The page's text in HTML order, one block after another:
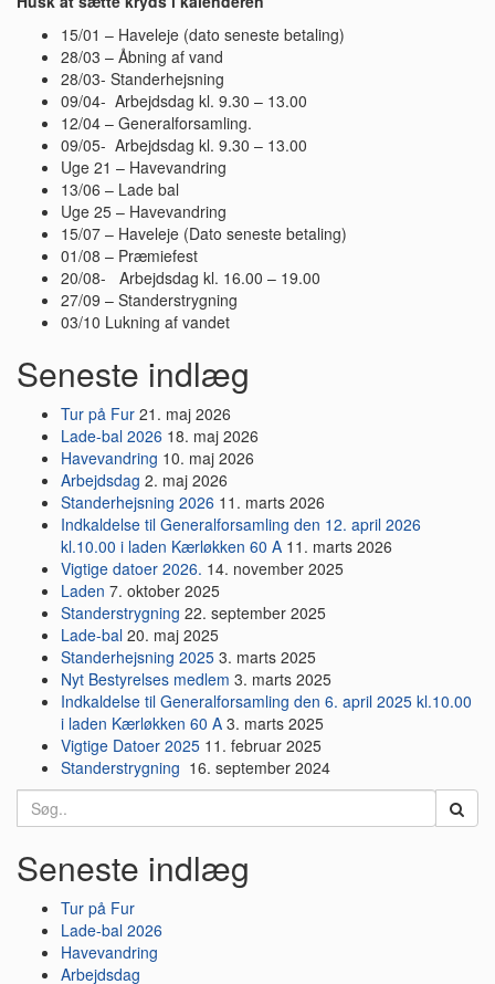
15/01 – Haveleje (dato seneste betaling)
28/03 – Åbning af vand
28/03- Standerhejsning
09/04- Arbejdsdag kl. 9.30 – 13.00
12/04 – Generalforsamling.
09/05- Arbejdsdag kl. 9.30 – 13.00
Uge 21 – Havevandring
13/06 – Lade bal
Uge 25 – Havevandring
15/07 – Haveleje (Dato seneste betaling)
01/08 – Præmiefest
20/08- Arbejdsdag kl. 16.00 – 19.00
27/09 – Standerstrygning
03/10 Lukning af vandet
Seneste indlæg
Tur på Fur 21. maj 2026
Lade-bal 2026 18. maj 2026
Havevandring 10. maj 2026
Arbejdsdag 2. maj 2026
Standerhejsning 2026 11. marts 2026
Indkaldelse til Generalforsamling den 12. april 2026
kl.10.00 i laden Kærløkken 60 A 11. marts 2026
Vigtige datoer 2026. 14. november 2025
Laden 7. oktober 2025
Standerstrygning 22. september 2025
Lade-bal 20. maj 2025
Standerhejsning 2025 3. marts 2025
Nyt Bestyrelses medlem 3. marts 2025
Indkaldelse til Generalforsamling den 6. april 2025 kl.10.00
i laden Kærløkken 60 A 3. marts 2025
Vigtige Datoer 2025 11. februar 2025
Standerstrygning 16. september 2024
Search
for:
Seneste indlæg
Tur på Fur
Lade-bal 2026
Havevandring
Arbejdsdag